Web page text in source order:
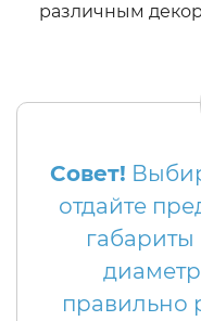
различным
Совет!
отдайте
правильно